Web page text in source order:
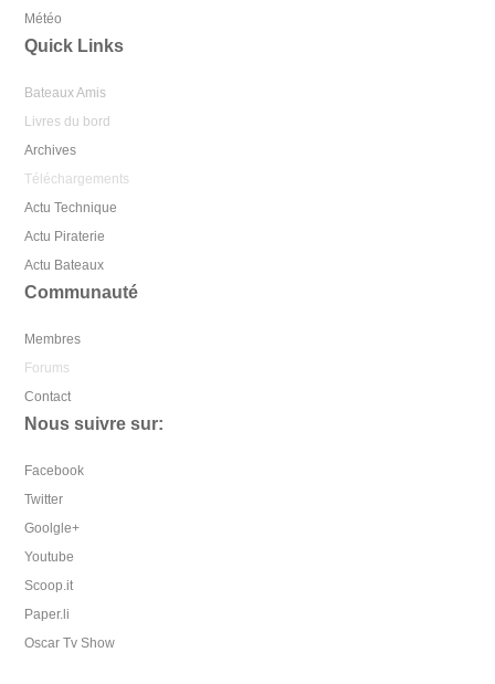
Météo
Quick Links
Bateaux Amis
Livres du bord
Archives
Téléchargements
Actu Technique
Actu Piraterie
Actu Bateaux
Communauté
Membres
Forums
Contact
Nous suivre sur:
Facebook
Twitter
Goolgle+
Youtube
Scoop.it
Paper.li
Oscar Tv Show